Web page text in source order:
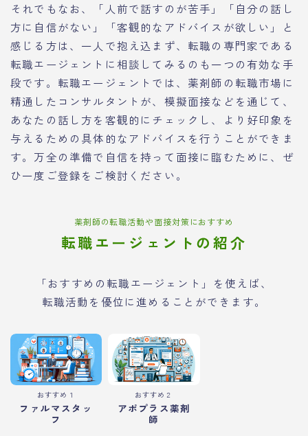
それでもなお、「人前で話すのが苦手」「自分の話し
方に自信がない」「客観的なアドバイスが欲しい」と
感じる方は、一人で抱え込まず、転職の専門家である
転職エージェントに相談してみるのも一つの有効な手
段です。転職エージェントでは、薬剤師の転職市場に
精通したコンサルタントが、模擬面接などを通じて、
あなたの話し方を客観的にチェックし、より好印象を
与えるための具体的なアドバイスを行うことができま
す。万全の準備で自信を持って面接に臨むために、ぜ
ひ一度ご登録をご検討ください。
薬剤師の転職活動や面接対策におすすめ
転職エージェントの紹介
「おすすめの転職エージェント」を使えば、
転職活動を優位に進めることができます。
おすすめ１
ファルマスタッ
フ
おすすめ２
アポプラス薬剤
師